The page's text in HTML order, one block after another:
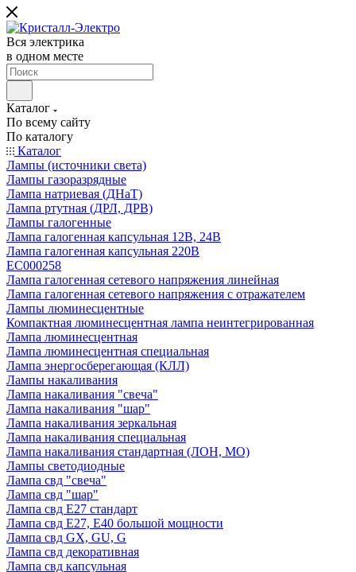
Вся электрика
в одном месте
Каталог
По всему сайту
По каталогу
Каталог
Лампы (источники света)
Лампы газоразрядные
Лампа натриевая (ДНаТ)
Лампа ртутная (ДРЛ, ДРВ)
Лампы галогенные
Лампа галогенная капсульная 12В, 24В
Лампа галогенная капсульная 220В
EC000258
Лампа галогенная сетевого напряжения линейная
Лампа галогенная сетевого напряжения с отражателем
Лампы люминесцентные
Компактная люминесцентная лампа неинтегрированная
Лампа люминесцентная
Лампа люминесцентная специальная
Лампа энергосберегающая (КЛЛ)
Лампы накаливания
Лампа накаливания "свеча"
Лампа накаливания "шар"
Лампа накаливания зеркальная
Лампа накаливания специальная
Лампа накаливания стандартная (ЛОН, МО)
Лампы светодиодные
Лампа свд "свеча"
Лампа свд "шар"
Лампа свд E27 стандарт
Лампа свд E27, Е40 большой мощности
Лампа свд GX, GU, G
Лампа свд декоративная
Лампа свд капсульная